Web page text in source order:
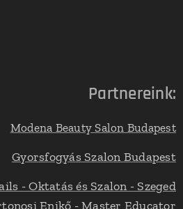
Partnereink:
Modena Beauty Salon Budapest
Gyorsfogyás Szalon Budapest
- Oktatás és Szalon - Szeged
Enikő - Master Educator